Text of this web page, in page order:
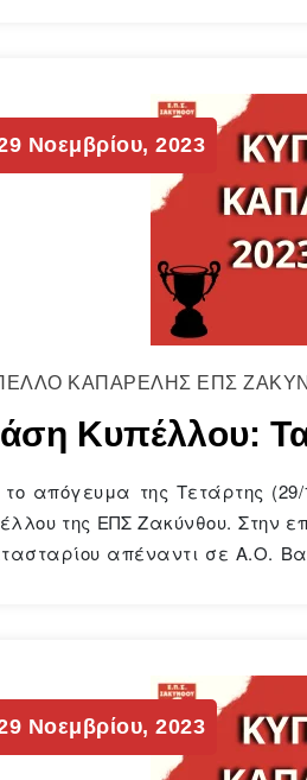
Νοεμβρίου, 2023
ΚΑΠΑΡΕΛΗΣ ΕΠΣ
Κυπέλλου:
το απόγευμα της Τετάρτης
της ΕΠΣ Ζακύνθου. Στην
απέναντι σε Α.Ο.
Νοεμβρίου, 2023